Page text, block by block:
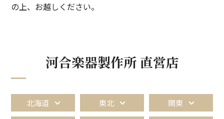
の上、お越しください。
河合楽器製作所 直営店
北海道 東北 関東